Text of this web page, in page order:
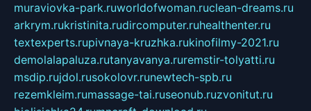
muraviovka-park.ruworldofwoman.ruclean-dreams.ru
arkrym.rukristinita.rudircomputer.ruhealthenter.ru
textexperts.rupivnaya-kruzhka.rukinofilmy-2021.ru
demolalapaluza.rutanyavanya.ruremstir-tolyatti.ru
msdip.rujdol.rusokolovr.runewtech-spb.ru
rezemkleim.rumassage-tai.ruseonub.ruzvonitut.ru